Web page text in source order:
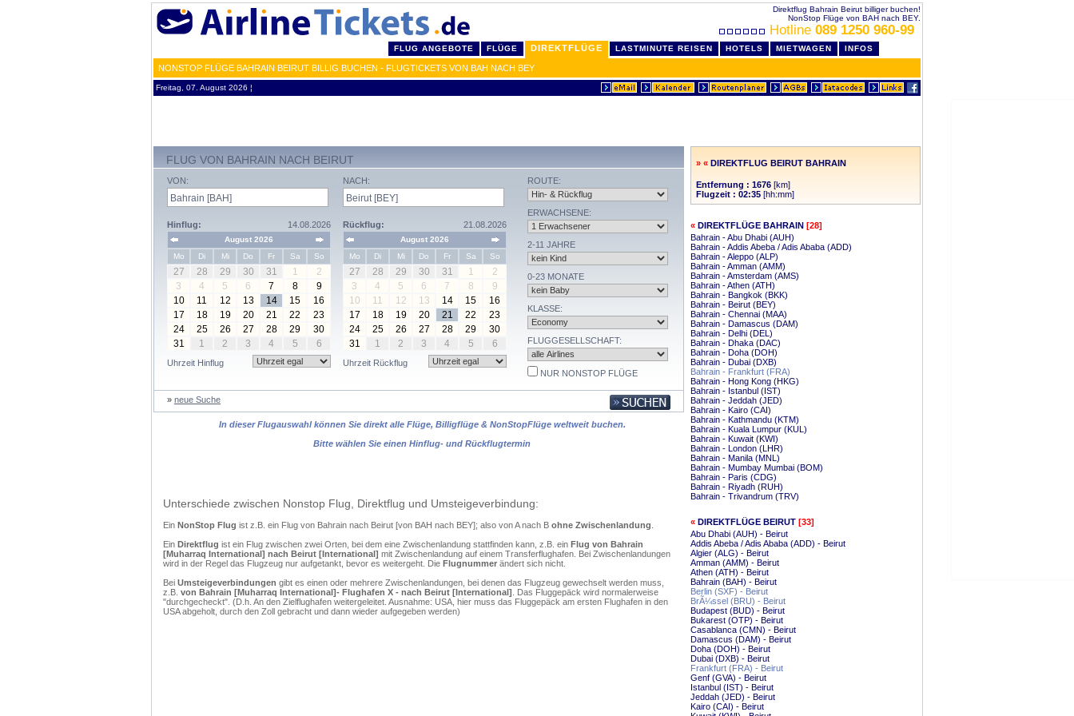
Direktflug Bahrain Beirut billiger buchen!
NonStop Flüge von BAH nach BEY.
Hotline 089 1250 960-99
FLUG ANGEBOTE FLÜGE DIREKTFLÜGE LASTMINUTE REISEN HOTELS MIETWAGEN INFOS
NONSTOP FLÜGE BAHRAIN BEIRUT BILLIG BUCHEN - FLUGTICKETS VON BAH NACH BEY
Freitag, 07. August 2026 ¦
FLUG VON BAHRAIN NACH BEIRUT
VON:
Hinflug: 14.08.2026
August 2026
Mo
Di Mi Do Fr Sa So
27 28 29 30 31 1
2
3
4 5 6 7 8
9
10
11 12 13 14 15
16
17
18 19 20 21 22
23
24
25 26 27 28 29
30
31
1 2 3 4 5 6
Uhrzeit Hinflug
NACH:
Rückflug: 21.08.2026
August 2026
Mo
Di Mi Do Fr Sa So
27 28 29 30 31 1
2
3
4 5 6 7 8
9
10
11 12 13 14 15
16
17
18 19 20 21 22
23
24
25 26 27 28 29
30
31
1 2 3 4 5 6
Uhrzeit Rückflug
ROUTE:
ERWACHSENE:
2-11 JAHRE
0-23 MONATE
KLASSE:
FLUGGESELLSCHAFT:
NUR NONSTOP FLÜGE
» neue Suche
In dieser Flugauswahl können Sie direkt alle Flüge, Billigflüge & NonStopFlüge weltweit buchen.
Bitte wählen Sie einen Hinflug- und Rückflugtermin
Unterschiede zwischen Nonstop Flug, Direktflug und Umsteigeverbindung:
Ein NonStop Flug ist z.B. ein Flug von Bahrain nach Beirut [von BAH nach BEY]; also von A nach B ohne Zwischenlandung
Ein Direktflug ist ein Flug zwischen zwei Orten, bei dem eine Zwischenlandung stattfinden kann, z.B. ein Flug von Bahrain
[Muharraq International] nach Beirut [International] mit Zwischenlandung auf einem Transferflughafen. Bei Zwischenlandungen
wird in der Regel das Flugzeug nur aufgetankt, bevor es weitergeht. Die Flugnummer ändert sich nicht.
Bei Umsteigeverbindungen gibt es einen oder mehrere Zwischenlandungen, bei denen das Flugzeug gewechselt werden muss,
z.B. von Bahrain [Muharraq International]- Flughafen X - nach Beirut [International] . Das Fluggepäck wird normalerweise
"durchgecheckt". (D.h. An den Zielflughafen weitergeleitet. Ausnahme: USA, hier muss das Fluggepäck am ersten Flughafen in den
USA abgeholt, durch den Zoll gebracht und dann wieder aufgegeben werden)
» « DIREKTFLUG BEIRUT BAHRAIN
Entfernung : 1676 [km]
Flugzeit : 02:35 [hh:mm]
« DIREKTFLÜGE BAHRAIN [28]
Bahrain - Abu Dhabi (AUH)
Bahrain - Addis Abeba / Adis Ababa (ADD)
Bahrain - Aleppo (ALP)
Bahrain - Amman (AMM)
Bahrain - Amsterdam (AMS)
Bahrain - Athen (ATH)
Bahrain - Bangkok (BKK)
Bahrain - Beirut (BEY)
Bahrain - Chennai (MAA)
Bahrain - Damascus (DAM)
Bahrain - Delhi (DEL)
Bahrain - Dhaka (DAC)
Bahrain - Doha (DOH)
Bahrain - Dubai (DXB)
Bahrain - Frankfurt (FRA)
Bahrain - Hong Kong (HKG)
Bahrain - Istanbul (IST)
Bahrain - Jeddah (JED)
Bahrain - Kairo (CAI)
Bahrain - Kathmandu (KTM)
Bahrain - Kuala Lumpur (KUL)
Bahrain - Kuwait (KWI)
Bahrain - London (LHR)
Bahrain - Manila (MNL)
Bahrain - Mumbay Mumbai (BOM)
Bahrain - Paris (CDG)
Bahrain - Riyadh (RUH)
Bahrain - Trivandrum (TRV)
« DIREKTFLÜGE BEIRUT [33]
Abu Dhabi (AUH) - Beirut
Addis Abeba / Adis Ababa (ADD) - Beirut
Algier (ALG) - Beirut
Amman (AMM) - Beirut
Athen (ATH) - Beirut
Bahrain (BAH) - Beirut
Berlin (SXF) - Beirut
BrÃ¼ssel (BRU) - Beirut
Budapest (BUD) - Beirut
Bukarest (OTP) - Beirut
Casablanca (CMN) - Beirut
Damascus (DAM) - Beirut
Doha (DOH) - Beirut
Dubai (DXB) - Beirut
Frankfurt (FRA) - Beirut
Genf (GVA) - Beirut
Istanbul (IST) - Beirut
Jeddah (JED) - Beirut
Kairo (CAI) - Beirut